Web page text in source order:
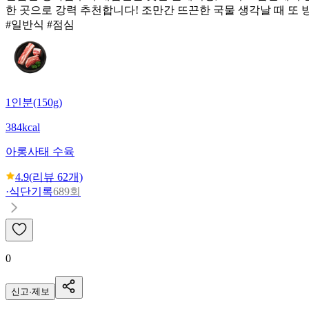
한 곳으로 강력 추천합니다! 조만간 뜨끈한 국물 생각날 때 또
#일반식 #점심
1인분(150g)
384kcal
아롱사태 수육
4.9(리뷰 62개)
·식단기록689회
0
신고·제보